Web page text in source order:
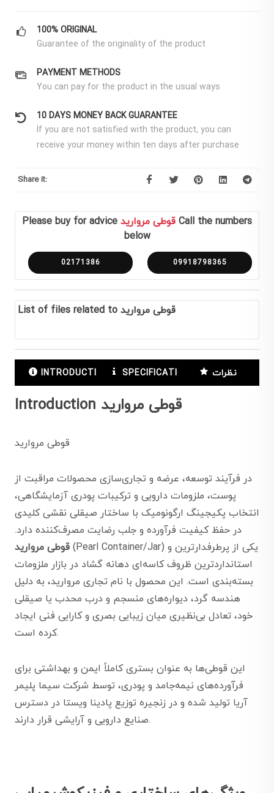
100% ORIGINAL
Guarantee of the originality of the product
PAYMENT METHODS
You can pay for the product in the usual ways
10 DAYS MONEY BACK GUARANTEE
If you are not satisfied with the product, you can
receive your money within ten days after purchase
Share it:
Please buy for advice قوطی مروارید Call the numbers
below
02171386 09918798365
List of files related to قوطی مروارید
INTRODUCTION SPECIFICATIONS نظرات
Introduction قوطی مروارید
قوطی مروارید
در فرآیند توسعه، عرضه و تجاری‌سازی محصولات مراقبت از
پوست، ملزومات دارویی و ترکیبات پودری آزمایشگاهی،
انتخاب پکیجینگ ارگونومیک با ساختار صیقلی نقشی کلیدی
در حفظ کیفیت فرآورده و جلب رضایت مصرف‌کننده دارد.
قوطی مروارید (Pearl Container/Jar) یکی از پرطرفدارترین و
استانداردترین ظروف کاسه‌ای دهانه گشاد در بازار ملزومات
بسته‌بندی است. این محصول با نام تجاری مروارید، به دلیل
هندسه گرد، دیواره‌های منسجم و درب محدب یا صیقلی
خود، تعادل بی‌نظیری میان زیبایی بصری و کارایی فنی ایجاد
کرده است.
این قوطی‌ها به عنوان بستری کاملاً ایمن و بهداشتی برای
فرآورده‌های نیمه‌جامد و پودری، توسط شرکت سیما پلیمر
آریا تولید شده و در زنجیره توزیع پادینا ویستا در دسترس
صنایع دارویی و آرایشی قرار دارند.